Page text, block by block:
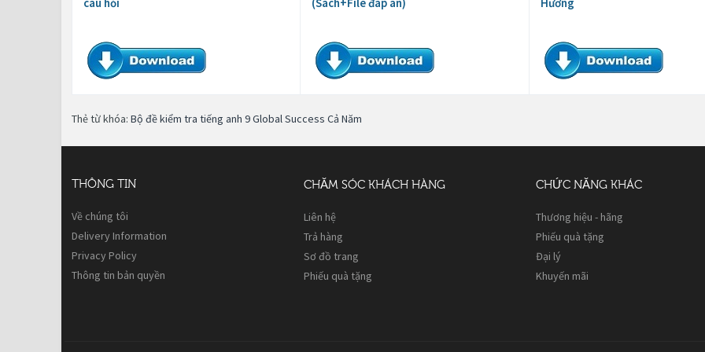
Thẻ từ khóa: Bộ đề kiểm tra tiếng anh 9 Global Success Cả Năm
THÔNG TIN
Về chúng tôi
Delivery Information
Privacy Policy
Thông tin bản quyền
CHĂM SÓC KHÁCH HÀNG
Liên hệ
Trả hàng
Sơ đồ trang
Phiếu quà tặng
CHỨC NĂNG KHÁC
Thương hiệu - hãng
Phiếu quà tặng
Đại lý
Khuyến mãi